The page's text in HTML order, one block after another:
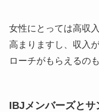
女性にとっては高収
高まりますし、収入
ローチがもらえるの
IBJメンバーズと